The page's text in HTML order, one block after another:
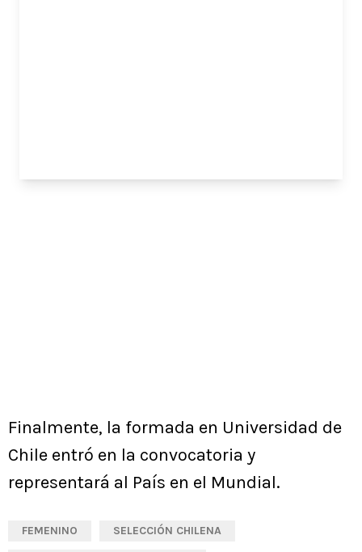
Finalmente, la formada en Universidad de
Chile entró en la convocatoria y
representará al País en el Mundial.
FEMENINO SELECCIÓN CHILENA